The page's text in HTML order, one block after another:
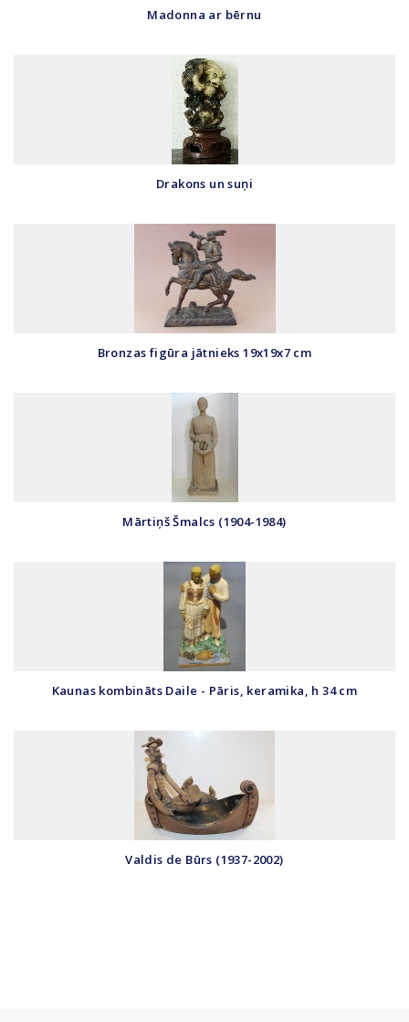
Madonna ar bērnu
Drakons un suņi
Bronzas figūra jātnieks 19x19x7 cm
Mārtiņš Šmalcs (1904-1984)
Kaunas kombināts Daile - Pāris, keramika, h 34 cm
Valdis de Būrs (1937-2002)